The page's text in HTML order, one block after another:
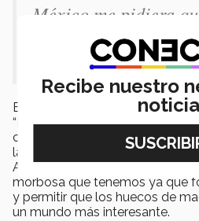
México me pidiera
historia al ver sus
camino por el centro
El autor de obras como “Carne
“La octava plaga”, concluyó
creativo es una rebelión y que
lado oscuro para entender la
Además dijo que hay que
morbosa que tenemos ya que
y permitir que los huecos de
un mundo más interesante.
Recibe nuestro